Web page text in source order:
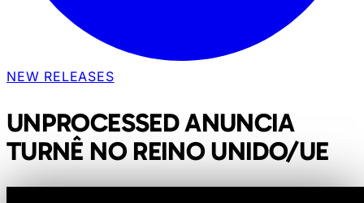
NEW RELEASES
UNPROCESSED ANUNCIA
TURNÊ NO REINO UNIDO/UE